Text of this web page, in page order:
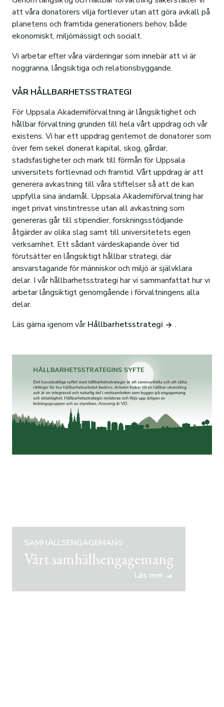
att våra donatorers vilja fortlever utan att göra avkall på
planetens och framtida generationers behov, både
ekonomiskt, miljömässigt och socialt.
Vi arbetar efter våra värderingar som innebär att vi är
noggranna, långsiktiga och relationsbyggande.
VÅR HÅLLBARHETSSTRATEGI
För Uppsala Akademiförvaltning är långsiktighet och
hållbar förvaltning grunden till hela vårt uppdrag och vår
existens. Vi har ett uppdrag gentemot de donatorer som
över fem sekel donerat kapital, skog, gårdar,
stadsfastigheter och mark till förmån för Uppsala
universitets fortlevnad och framtid. Vårt uppdrag är att
generera avkastning till våra stiftelser så att de kan
uppfylla sina ändamål. Uppsala Akademiförvaltning har
inget privat vinstintresse utan all avkastning som
genereras går till stipendier, forskningsstödjande
åtgärder av olika slag samt till universitetets egen
verksamhet. Ett sådant värdeskapande över tid
förutsätter en långsiktigt hållbar strategi, där
ansvarstagande för människor och miljö är självklara
delar. I vår hållbarhetsstrategi har vi sammanfattat hur vi
arbetar långsiktigt genomgående i förvaltningens alla
delar.
Läs gärna igenom vårHållbarhetsstrategi .
SAMHÄLLSENGAGEMANG
Vårt samhällsengagemang
Läs mer